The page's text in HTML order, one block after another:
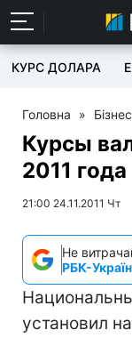
КУРС ДОЛАРА
Головна » Бізнес
Курсы
2011 года
21:00 24.11.2011 Чт
Не
РБК-
установил